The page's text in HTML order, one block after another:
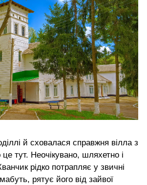
й сховалася справжня вілла з
тут. Неочікувано, шляхетно і
рідко потрапляє у звичні
рятує його від зайвої